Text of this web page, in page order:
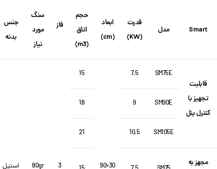
Smart مدل
قدرت
(KW)
ابعاد
(cm)
حجم
اتاق
(m3)
فاز
سنگ
مورد
نیاز
جنس
بدنه
قابلیت
تجهیز با
کنترل پنل
SM75E
7.5
30×90
15
3
80gr استیل
SM90E
9
18
SM105E
10.5
21
مجهز به